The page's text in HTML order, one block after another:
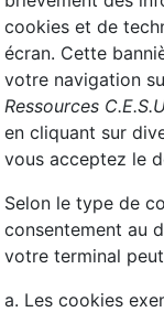
cookies et de
écran. Cette
votre navigation
Ressources
en cliquant sur
vous acceptez le
Selon le type de
consentement au
votre terminal
a. Les cookies